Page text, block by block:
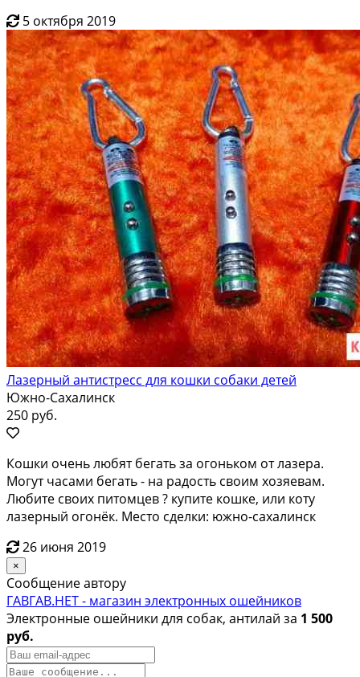
5 октября 2019
Лазерный антистресс для кошки собаки детей
Южно-Сахалинск
250 руб.
Кошки очень любят бегать за огоньком от лазера.
Могут часами бегать - на радость своим хозяевам.
Любите своих питомцев ? купите кошке, или коту
лазерный огонёк. Место сделки: южно-сахалинск
26 июня 2019
×
Сообщение автору
ГАВГАВ.НЕТ - магазин электронных ошейников
Электронные ошейники для собак, антилай за 1 500
руб.